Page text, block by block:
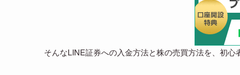
そんなLINE証券への入金方法と株の売買方法を、初心